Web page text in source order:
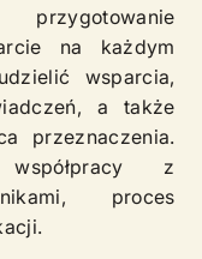
na każdym
wsparcia,
a także
przeznaczenia.
z
proces